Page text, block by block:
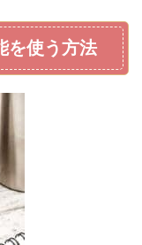
を使う方法